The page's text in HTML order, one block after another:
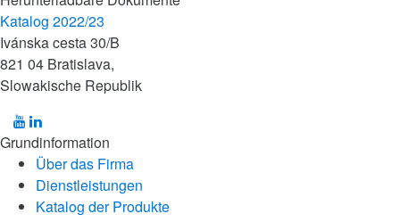
Katalog 2022/23
Ivánska cesta 30/B
821 04 Bratislava,
Slowakische Republik
Grundinformation
Über das Firma
Dienstleistungen
Katalog der Produkte